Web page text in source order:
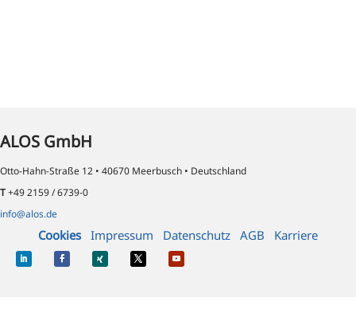
ALOS GmbH
Otto-Hahn-Straße 12 • 40670 Meerbusch • Deutschland
T+49 2159 / 6739-0
info@alos.de
Cookies Impressum Datenschutz AGB Karriere